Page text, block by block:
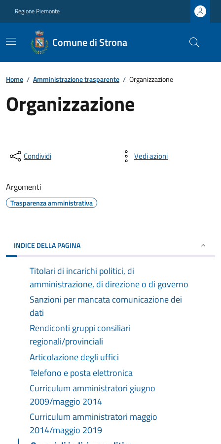
Regione Piemonte
Comune di Strona
Home / Amministrazione trasparente / Organizzazione
Organizzazione
Condividi Vedi azioni
Argomenti
Trasparenza amministrativa
INDICE DELLA PAGINA
Titolari di incarichi politici, di
amministrazione, di direzione o di governo
Sanzioni per mancata comunicazione dei
dati
Rendiconti gruppi consiliari
regionali/provinciali
Articolazione degli uffici
Telefono e posta elettronica
Curriculum amministratori giugno
2009/maggio 2014
Curriculum amministratori maggio
2014/maggio 2019